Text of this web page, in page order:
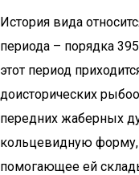
История вида
периода – порядка
этот период
доисторических
передних жаберных
кольцевидную форму,
помогающее ей